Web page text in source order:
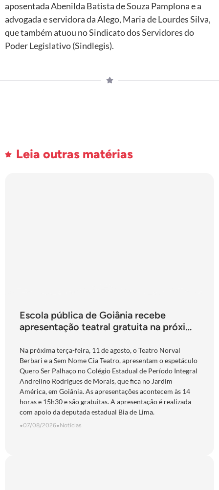
aposentada Abenilda Batista de Souza Pamplona e a
advogada e servidora da Alego, Maria de Lourdes Silva,
que também atuou no Sindicato dos Servidores do
Poder Legislativo (Sindlegis).
Leia outras matérias
Escola pública de Goiânia recebe
apresentação teatral gratuita na próxima
Na próxima terça-feira, 11 de agosto, o Teatro Norval
Berbari e a Sem Nome Cia Teatro, apresentam o espetáculo
Quero Ser Palhaço no Colégio Estadual de Período Integral
Andrelino Rodrigues de Morais, que fica no Jardim
América, em Goiânia. As apresentações acontecem às 14
horas e 15h30 e são gratuitas. A apresentação é realizada
com apoio da deputada estadual Bia de Lima.
•07/08/2026•Notícias